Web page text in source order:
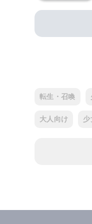
転生・召喚
大人向け 少